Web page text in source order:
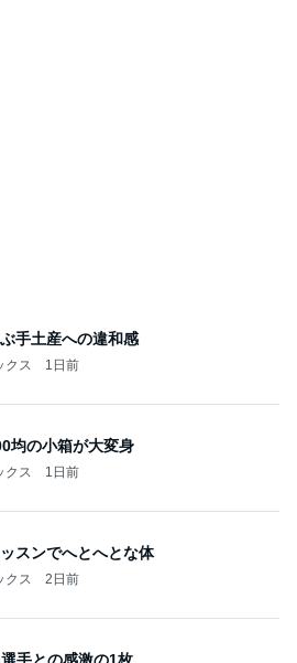
手土産への違和感
クス 1日前
均の小箱が大変身
クス 1日前
スンでへとへとな体
クス 2日前
選手との感激の1枚